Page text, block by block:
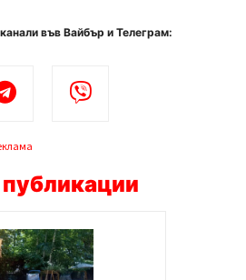
във Вайбър и Телеграм: